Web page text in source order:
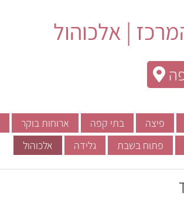
| אלכוהול
פיצה בתי קפה ארוחות בוקר
פתוח בשבת גלידה אלכוהול